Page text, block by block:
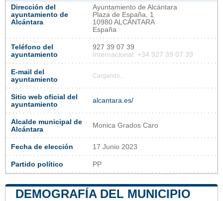
Dirección del
ayuntamiento de
Alcántara
Ayuntamiento de Alcántara
Plaza de España, 1
10980 ALCÁNTARA
España
Teléfono del
ayuntamiento
927 39 07 39
Internacional: +34 927 39 07 39
E-mail del
ayuntamiento
Cargando...
Sitio web oficial del
ayuntamiento
alcantara.es/
Alcalde municipal de
Alcántara
Monica Grados Caro
Fecha de elección 17 Junio 2023
Partido político PP
DEMOGRAFÍA DEL MUNICIPIO